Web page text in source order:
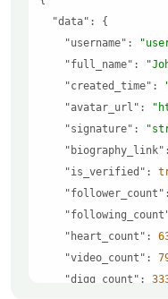
"data"
"username" :
"full_name" :
"created_time" :
"avatar_url" :
"signature" :
"biography_link"
"is_verified" :
"follower_count"
"heart_count" :
"video_count" :
"digg_count" :